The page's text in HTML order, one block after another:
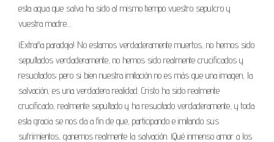
esta agua que salva ha sido al mismo tiempo vuestro sepulcro y
vuestra madre…
¡Extraña paradoja! No estamos verdaderamente muertos, no hemos sido
sepultados verdaderamente, no hemos sido realmente crucificados y
resucitados; pero si bien nuestra imitación no es más que una imagen, la
salvación, es una verdadera realidad. Cristo ha sido realmente
crucificado, realmente sepultado y ha resucitado verdaderamente, y toda
esta gracia se nos da a fin de que, participando e imitando sus
sufrimientos, ganemos realmente la salvación. ¡Qué inmenso amor a los